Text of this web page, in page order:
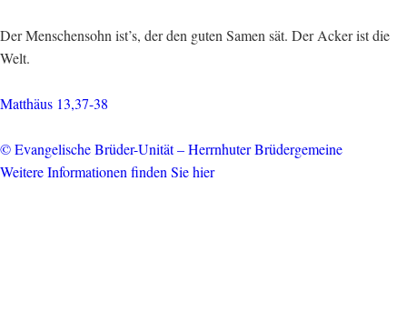
Der Menschensohn ist’s, der den guten Samen sät. Der Acker ist die
Welt.
Matthäus 13,37-38
© Evangelische Brüder-Unität – Herrnhuter Brüdergemeine
Weitere Informationen finden Sie hier